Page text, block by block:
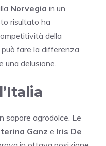
Norvegia in un
risultato ha
della
fare la differenza
una delusione.
sapore agrodolce. Le
Ganz e Iris De